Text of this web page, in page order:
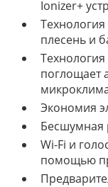
Ionizer+
плесень и
поглощает
Экономия
Бесшумная
Wi-Fi и
помощью